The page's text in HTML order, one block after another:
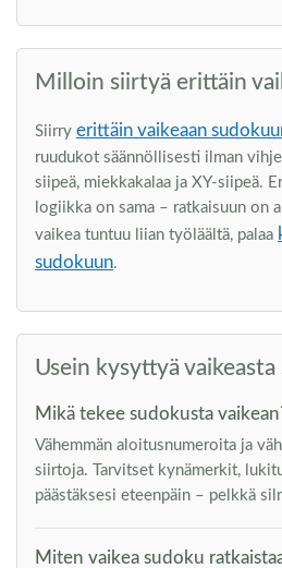
Milloin siirtyä erittäin
Siirry erittäin vaikeaan
ruudukot säännöllisesti ilman
siipeä, miekkakalaa ja XY-siipeä.
logiikka on sama – ratkaisuun on
vaikea tuntuu liian työläältä, palaa
sudokuun.
Usein kysyttyä
Mikä tekee sudokusta
Vähemmän aloitusnumeroita ja
siirtoja. Tarvitset kynämerkit,
päästäksesi eteenpäin – pelkkä
Miten vaikea sudoku